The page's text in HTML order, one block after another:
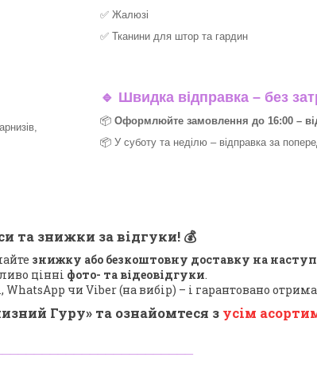
✅ Жалюзі
✅ Тканини для штор та гардин
🔹 Швидка відправка – без
📦 Оформлюйте замовлення до 16:00 –
📦 У суботу та неділю – відправка за
та знижки за відгуки! 💰
знижку або безкоштовну доставку на
цінні фото- та відеовідгуки.
чи Viber (на вибір) – і гарантовано
Гуру» та ознайомтеся з усім